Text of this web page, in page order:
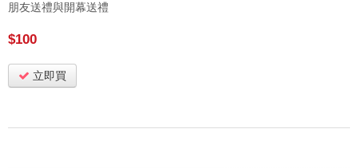
朋友送禮與開幕送禮
$100
立即買